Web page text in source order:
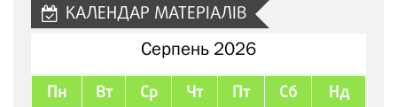
КАЛЕНДАР МАТЕРІАЛІВ
Серпень 2026
Пн Вт Ср Чт Пт Сб Нд